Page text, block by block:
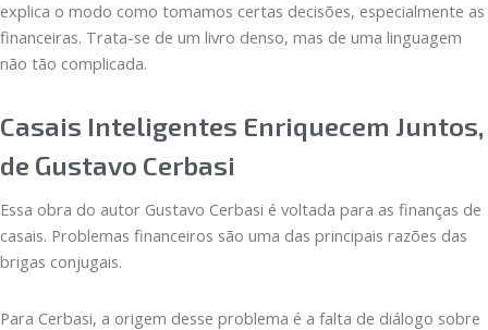
explica o modo como tomamos certas decisões, especialmente as
financeiras. Trata-se de um livro denso, mas de uma linguagem
não tão complicada.
Casais Inteligentes Enriquecem Juntos,
de Gustavo Cerbasi
Essa obra do autor Gustavo Cerbasi é voltada para as finanças de
casais. Problemas financeiros são uma das principais razões das
brigas conjugais.
Para Cerbasi, a origem desse problema é a falta de diálogo sobre